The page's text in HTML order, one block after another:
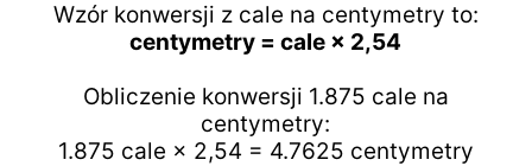
Wzór konwersji z cale na centymetry to:
centymetry = cale × 2,54
Obliczenie konwersji 1.875 cale na
centymetry:
1.875 cale × 2,54 = 4.7625 centymetry